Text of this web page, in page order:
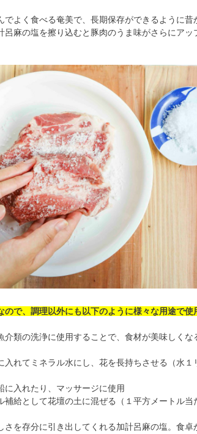
よく食べる奄美で、長期保存ができるように昔
呂麻の塩を擦り込むと豚肉のうま味がさらにアッ
ので、調理以外にも以下のように様々な用途で使
介類の洗浄に使用することで、食材が美味しくな
入れてミネラル水にし、花を長持ちさせる（水１
に入れたり、マッサージに使用
補給として花壇の土に混ぜる（１平方メートル当
さを存分に引き出してくれる加計呂麻の塩。食卓